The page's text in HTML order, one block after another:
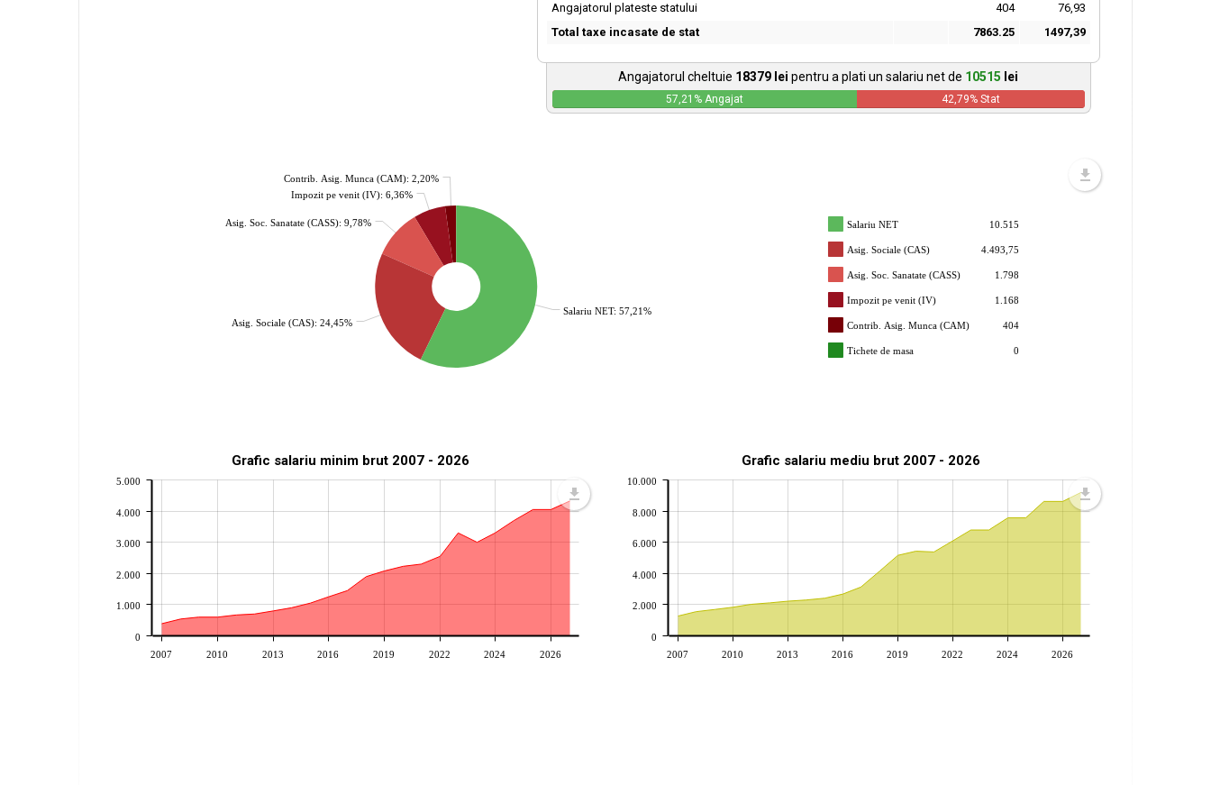
Angajatorul plateste statului
404
76,93
Total taxe incasate de stat
7863.25 1497,39
Angajatorul cheltuie 18379 lei pentru a plati un salariu net de 10515 lei
57,21 % Angajat 42,79% Stat
Salariu NET: 57,21%
Asig. Sociale (CAS): 24,45%
Asig. Soc. Sanatate (CASS): 9,78%
Impozit pe venit (IV): 6,36%
Contrib. Asig. Munca (CAM): 2,20%
Salariu NET 10.515
Asig. Sociale (CAS) 4.493,75
Asig. Soc. Sanatate (CASS) 1.798
Impozit pe venit (IV) 1.168
Contrib. Asig. Munca (CAM) 404
Tichete de masa 0
Grafic salariu minim brut 2007 - 2026
2007 2010 2013 2016 2019 2022 2024 2026
0
1.000
2.000
3.000
4.000
5.000
Grafic salariu mediu brut 2007 - 2026
2007 2010 2013 2016 2019 2022 2024 2026
0
2.000
4.000
6.000
8.000
10.000